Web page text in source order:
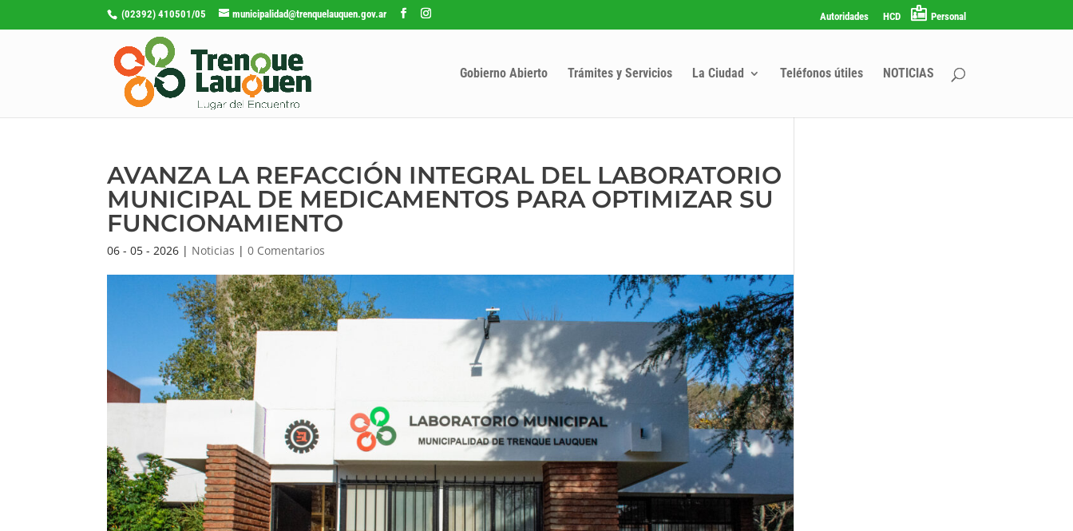
(02392) 410501/05 municipalidad@trenquelauquen.gov.ar Autoridades HCD Personal
Gobierno Abierto Trámites y Servicios La Ciudad Teléfonos útiles NOTICIAS
AVANZA LA REFACCIÓN INTEGRAL DEL LABORATORIO
MUNICIPAL DE MEDICAMENTOS PARA OPTIMIZAR SU
FUNCIONAMIENTO
06 - 05 - 2026 | Noticias |0 Comentarios